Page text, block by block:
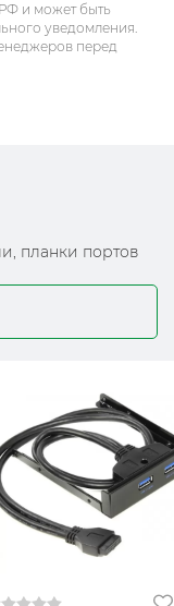
и может быть
уведомления.
перед
планки портов